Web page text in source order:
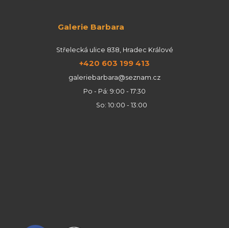
Galerie Barbara
Střelecká ulice 838, Hradec Králové
+420 603 199 413
galeriebarbara@seznam.cz
Po - Pá: 9:00 - 17:30
So: 10:00 - 13:00